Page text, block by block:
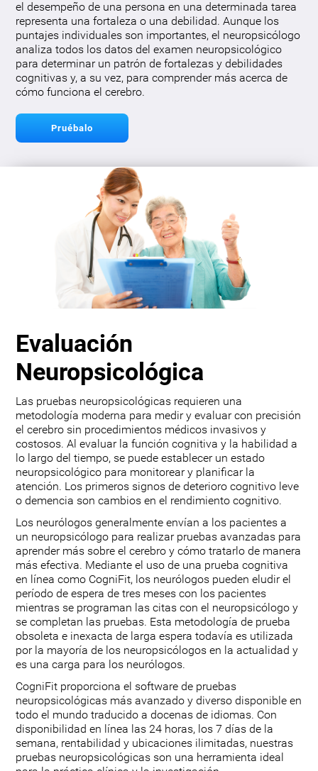
el desempeño de una persona en una determinada tarea
representa una fortaleza o una debilidad. Aunque los
puntajes individuales son importantes, el neuropsicólogo
analiza todos los datos del examen neuropsicológico
para determinar un patrón de fortalezas y debilidades
cognitivas y, a su vez, para comprender más acerca de
cómo funciona el cerebro.
Pruébalo
Evaluación
Neuropsicológica
Las pruebas neuropsicológicas requieren una
metodología moderna para medir y evaluar con precisión
el cerebro sin procedimientos médicos invasivos y
costosos. Al evaluar la función cognitiva y la habilidad a
lo largo del tiempo, se puede establecer un estado
neuropsicológico para monitorear y planificar la
atención. Los primeros signos de deterioro cognitivo leve
o demencia son cambios en el rendimiento cognitivo.
Los neurólogos generalmente envían a los pacientes a
un neuropsicólogo para realizar pruebas avanzadas para
aprender más sobre el cerebro y cómo tratarlo de manera
más efectiva. Mediante el uso de una prueba cognitiva
en línea como CogniFit, los neurólogos pueden eludir el
período de espera de tres meses con los pacientes
mientras se programan las citas con el neuropsicólogo y
se completan las pruebas. Esta metodología de prueba
obsoleta e inexacta de larga espera todavía es utilizada
por la mayoría de los neuropsicólogos en la actualidad y
es una carga para los neurólogos.
CogniFit proporciona el software de pruebas
neuropsicológicas más avanzado y diverso disponible en
todo el mundo traducido a docenas de idiomas. Con
disponibilidad en línea las 24 horas, los 7 días de la
semana, rentabilidad y ubicaciones ilimitadas, nuestras
pruebas neuropsicológicas son una herramienta ideal